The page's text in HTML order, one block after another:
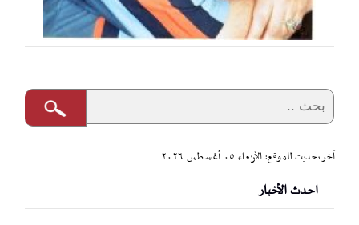
آخر تحديث للموقع: الأربعاء ٠٥ أغسطس ٢٠٢٦
احدث الأخبار